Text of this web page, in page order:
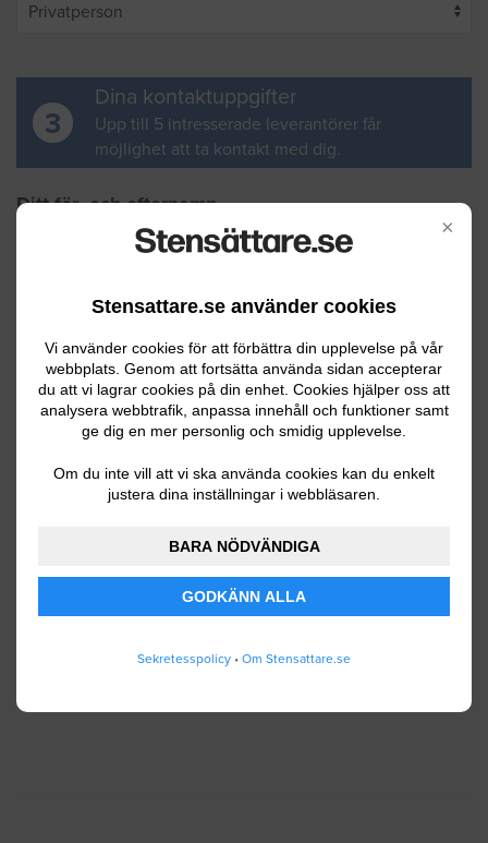
×
Stensattare.se använder cookies
Vi använder cookies för att förbättra din upplevelse på vår
webbplats. Genom att fortsätta använda sidan accepterar
du att vi lagrar cookies på din enhet. Cookies hjälper oss att
analysera webbtrafik, anpassa innehåll och funktioner samt
ge dig en mer personlig och smidig upplevelse.
Om du inte vill att vi ska använda cookies kan du enkelt
justera dina inställningar i webbläsaren.
BARA NÖDVÄNDIGA
GODKÄNN ALLA
Sekretesspolicy • Om Stensattare.se
3
Dina kontaktuppgifter
Upp till 5 intresserade leverantörer får
möjlighet att ta kontakt med dig.
Ditt för- och efternamn
Din e-postadress
Ditt telefonnummer
använder mina personuppgifter enligt
SKICKA IN